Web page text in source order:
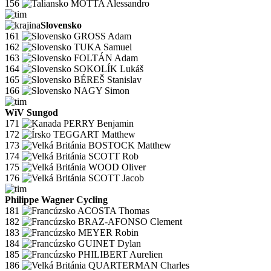
156 MOTTA Alessandro
Slovensko
161
GROSS Adam
162
TUKA Samuel
163
FOLTÁN Adam
164
SOKOLÍK Lukáš
165
BÉREŠ Stanislav
166
NAGY Simon
WiV Sungod
171
PERRY Benjamin
172
TEGGART Matthew
173
BOSTOCK Matthew
174
SCOTT Rob
175
WOOD Oliver
176
SCOTT Jacob
Philippe Wagner Cycling
181
ACOSTA Thomas
182
BRAZ-AFONSO Clement
183
MEYER Robin
184
GUINET Dylan
185
PHILIBERT Aurelien
186
QUARTERMAN Charles